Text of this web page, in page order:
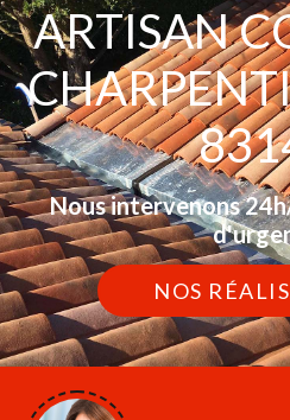
ARTISAN
Nous intervenons
NOS